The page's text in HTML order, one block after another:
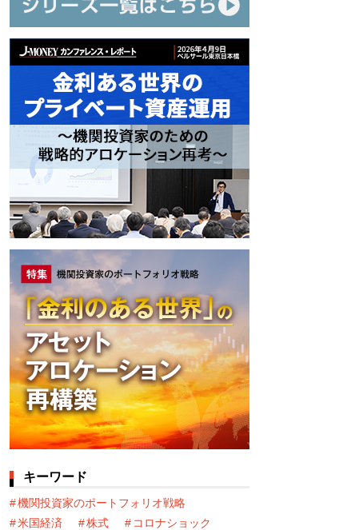
キーワード
機関投資家のポートフォリオ戦略
米国経済
株式
コロナショック